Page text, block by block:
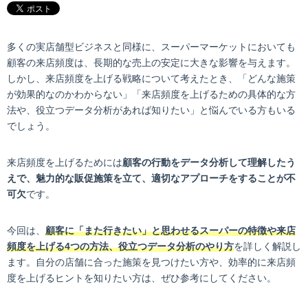
多くの実店舗型ビジネスと同様に、スーパーマーケットにおいても
顧客の来店頻度は、長期的な売上の安定に大きな影響を与えます。
しかし、来店頻度を上げる戦略について考えたとき、「どんな施策
が効果的なのかわからない」「来店頻度を上げるための具体的な方
法や、役立つデータ分析があれば知りたい」と悩んでいる方もいる
でしょう。
来店頻度を上げるためには顧客の行動をデータ分析して理解したう
えで、魅力的な販促施策を立て、適切なアプローチをすることが不
可欠です。
今回は、 顧客に「また行きたい」と思わせるスーパーの特徴や来店
頻度を上げる4つの方法、役立つデータ分析のやり方を詳しく解説し
ます。自分の店舗に合った施策を見つけたい方や、効率的に来店頻
度を上げるヒントを知りたい方は、ぜひ参考にしてください。